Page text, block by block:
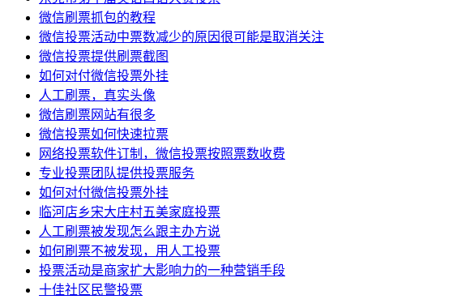
微信刷票抓包的教程
微信投票活动中票数减少的原因很可能是取消关注
微信投票提供刷票截图
如何对付微信投票外挂
人工刷票，真实头像
微信刷票网站有很多
微信投票如何快速拉票
网络投票软件订制，微信投票按照票数收费
专业投票团队提供投票服务
如何对付微信投票外挂
临河店乡宋大庄村五美家庭投票
人工刷票被发现怎么跟主办方说
如何刷票不被发现，用人工投票
投票活动是商家扩大影响力的一种营销手段
十佳社区民警投票